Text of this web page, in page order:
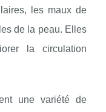
les maux de
de la peau. Elles
la circulation
une variété de